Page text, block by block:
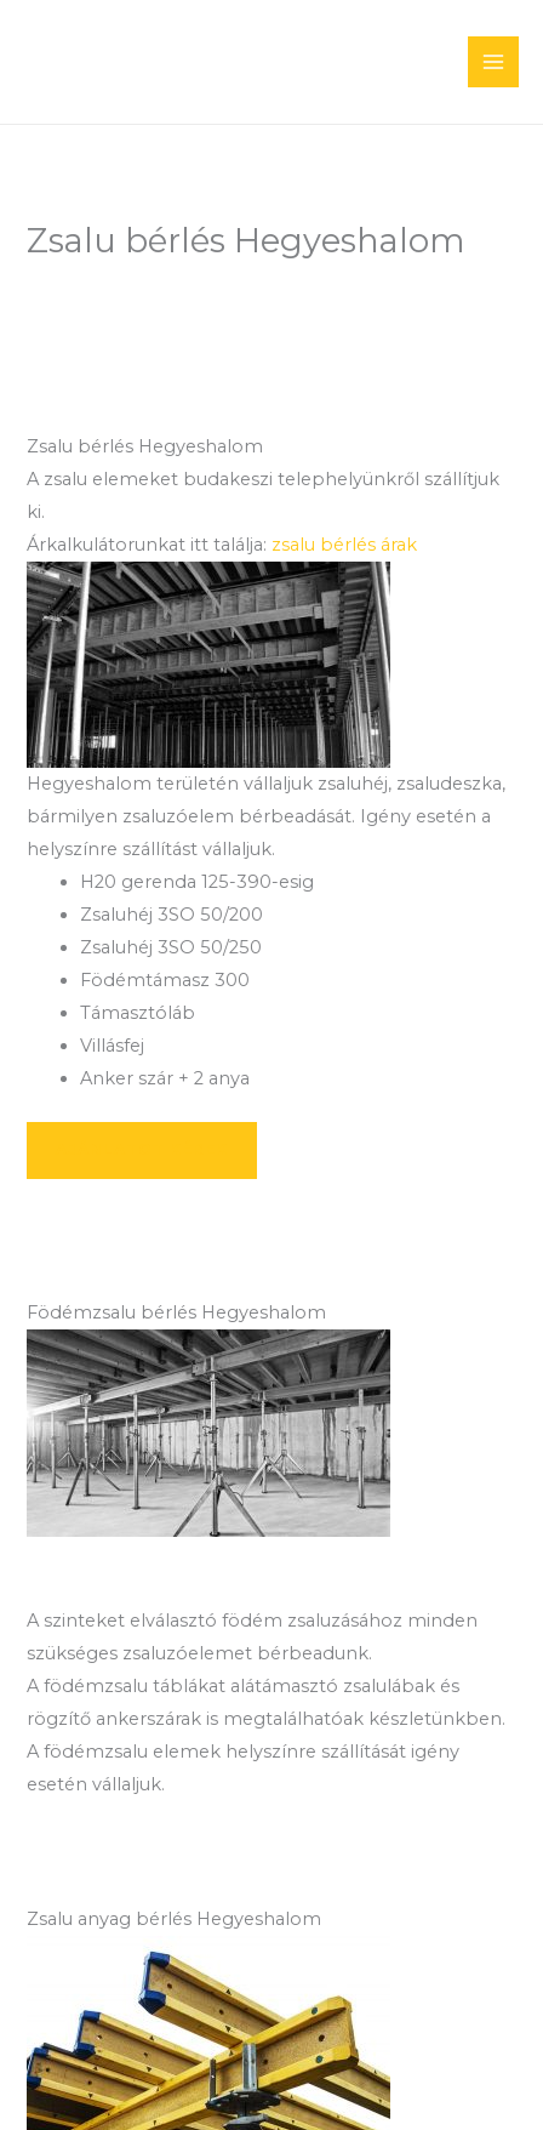
Zsalu bérlés Hegyeshalom
Zsalu bérlés Hegyeshalom
A zsalu elemeket budakeszi telephelyünkről szállítjuk
ki.
Árkalkulátorunkat itt találja: zsalu bérlés árak
Hegyeshalom területén vállaljuk zsaluhéj, zsaludeszka,
bármilyen zsaluzóelem bérbeadását. Igény esetén a
helyszínre szállítást vállaljuk.
H20 gerenda 125-390-esig
Zsaluhéj 3SO 50/200
Zsaluhéj 3SO 50/250
Födémtámasz 300
Támasztóláb
Villásfej
Anker szár + 2 anya
Födémzsalu bérlés Hegyeshalom
A szinteket elválasztó födém zsaluzásához minden
szükséges zsaluzóelemet bérbeadunk.
A födémzsalu táblákat alátámasztó zsalulábak és
rögzítő ankerszárak is megtalálhatóak készletünkben.
A födémzsalu elemek helyszínre szállítását igény
esetén vállaljuk.
Zsalu anyag bérlés Hegyeshalom